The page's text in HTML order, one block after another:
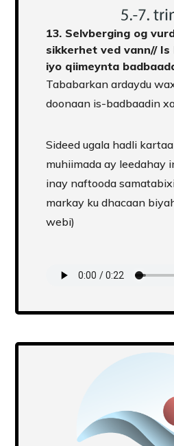
13. Selvberging og
sikkerhet ved vann// Is
iyo qiimeynta
Tababarkan ardaydu
doonaan is-badbaadin
Sideed ugala hadli
muhiimada ay leedahay
inay naftooda
markay ku dhacaan
webi)